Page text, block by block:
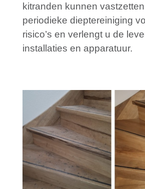
kitranden kunnen
periodieke dieptereiniging
risico’s en verlengt u de
installaties en apparatuur.